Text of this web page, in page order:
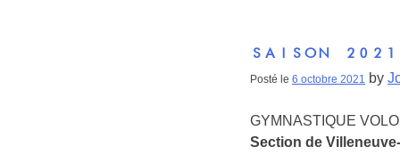
SAISON
Posté le 6 octobre 2021 by
GYMNASTIQUE
Section de